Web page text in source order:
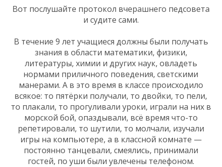
Вот послушайте протокол вчерашнего педсовета
и судите сами.
В течение 9 лет учащиеся должны были получать
знания в области математики, физики,
литературы, химии и других наук, овладеть
нормами приличного поведения, светскими
манерами. А в это время в классе происходило
всякое: то пятёрки получали, то двойки, то пели,
то плакали, то прогуливали уроки, играли на них в
морской бой, опаздывали, всё время что-то
репетировали, то шутили, то молчали, изучали
игры на компьютере, а в классной комнате —
постоянно танцевали, смеялись, принимали
гостей, по уши были увлечены телефоном.